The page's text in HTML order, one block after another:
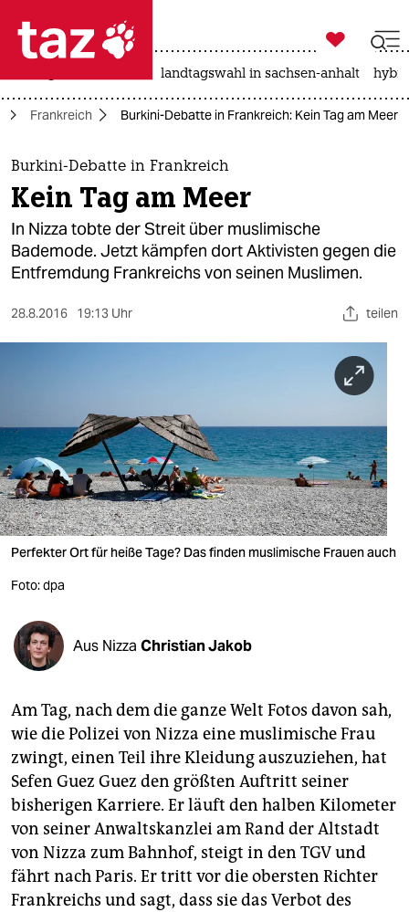
 taz zahl ich
taz zahl ich
themen
politik
öko
gesellschaft
nord
wahrheit
verlag
shop
fragen & hilfe
unterstützen
abo
genossenschaft
epaper login

taz zahl ich
landtagswahl in sachsen-anhalt
Frankreich Burkini-Debatte in Frankreich: Kein Tag am Meer
Burkini-Debatte in Frankreich
Kein Tag am Meer
In Nizza tobte der Streit über muslimische
Bademode. Jetzt kämpfen dort Aktivisten gegen die
Entfremdung Frankreichs von seinen Muslimen.
28.8.2016 19:13 Uhr teilen
Perfekter Ort für heiße Tage? Das finden muslimische Frauen auch
Foto: dpa
Aus Nizza Christian Jakob
Am Tag, nach dem die ganze Welt Fotos davon sah,
wie die Polizei von Nizza eine muslimische Frau
zwingt, einen Teil ihre Kleidung auszuziehen, hat
Sefen Guez Guez den größten Auftritt seiner
bisherigen Kar­rie­re. Er läuft den halben Kilometer
von seiner Anwaltskanzlei am Rand der Altstadt
von Nizza zum Bahnhof, steigt in den TGV und
fährt nach Paris. Er tritt vor die obersten Richter
Frankreichs und sagt, dass sie das Verbot des